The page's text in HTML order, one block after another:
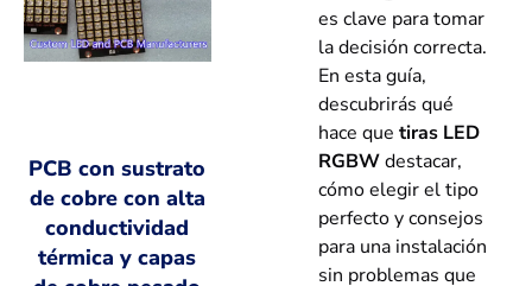
PCB con sustrato
de cobre con alta
conductividad
térmica y capas
es clave para tomar
la decisión correcta.
En esta guía,
descubrirás qué
hace que tiras LED
RGBWdestacar,
cómo elegir el tipo
perfecto y consejos
para una instalación
sin problemas que